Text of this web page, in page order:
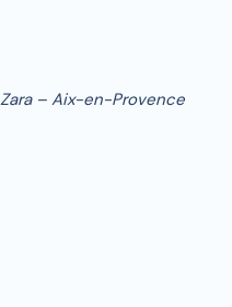
Zara – Aix-en-Provence